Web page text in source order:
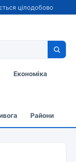
цілодобово
Економіка
Райони